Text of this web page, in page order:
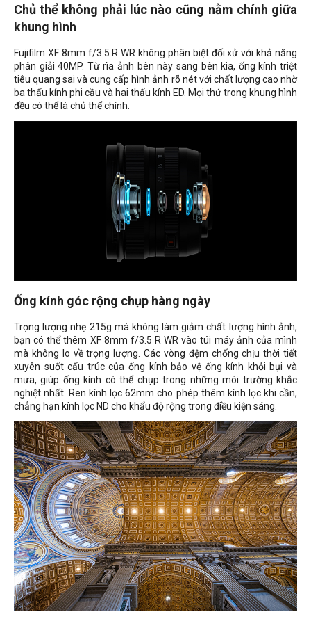
Chủ thể không phải lúc nào cũng nằm chính giữa
khung hình
Fujifilm XF 8mm f/3.5 R WR không phân biệt đối xử với khả năng
phân giải 40MP. Từ rìa ảnh bên này sang bên kia, ống kính triệt
tiêu quang sai và cung cấp hình ảnh rõ nét với chất lượng cao nhờ
ba thấu kính phi cầu và hai thấu kính ED. Mọi thứ trong khung hình
đều có thể là chủ thể chính.
Ống kính góc rộng chụp hàng ngày
Trọng lượng nhẹ 215g mà không làm giảm chất lượng hình ảnh,
bạn có thể thêm XF 8mm f/3.5 R WR vào túi máy ảnh của mình
mà không lo về trọng lượng. Các vòng đệm chống chịu thời tiết
xuyên suốt cấu trúc của ống kính bảo vệ ống kính khỏi bụi và
mưa, giúp ống kính có thể chụp trong những môi trường khắc
nghiệt nhất. Ren kính lọc 62mm cho phép thêm kính lọc khi cần,
chẳng hạn kính lọc ND cho khẩu độ rộng trong điều kiện sáng.